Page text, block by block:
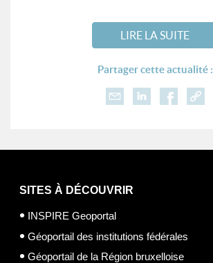
LIRE LA SUITE
Partager cette actualité :
SITES À DÉCOUVRIR
INSPIRE Geoportal
Géoportail des institutions fédérales
Géoportail de la Région bruxelloise